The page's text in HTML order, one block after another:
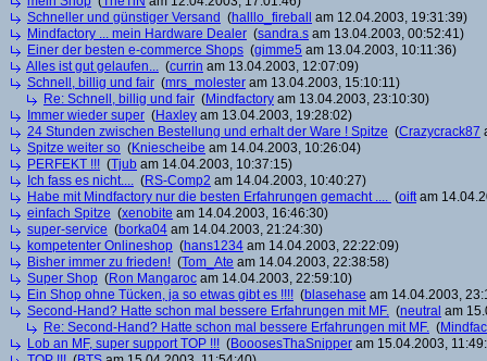
Schneller und günstiger Versand (halllo_fireball
am 12.04.2003, 19:31:39)
Mindfactory ... mein Hardware Dealer (sandra.s am 13.04.2003, 00:52:41)
Einer der besten e-commerce Shops (gimme5 am 13.04.2003, 10:11:36)
Alles ist gut gelaufen... (currin am 13.04.2003, 12:07:09)
Schnell, billig und fair (mrs_molester am 13.04.2003, 15:10:11)
Re: Schnell, billig und fair (Mindfactory am 13.04.2003, 23:10:30)
Immer wieder super (Haxley am 13.04.2003, 19:28:02)
24 Stunden zwischen Bestellung und erhalt der Ware ! Spitze (Crazycrack87
Spitze weiter so (Kniescheibe am 14.04.2003, 10:26:04)
PERFEKT !!! (Tjub am 14.04.2003, 10:37:15)
Ich fass es nicht.... (RS-Comp2 am 14.04.2003, 10:40:27)
Habe mit Mindfactory nur die besten Erfahrungen gemacht .... (oiftam
einfach Spitze (xenobite am 14.04.2003, 16:46:30)
super-service (borka04 am 14.04.2003, 21:24:30)
kompetenter Onlineshop (hans1234 am 14.04.2003, 22:22:09)
Bisher immer zu frieden! (Tom_Ate am 14.04.2003, 22:38:58)
Super Shop (Ron Mangaroc am 14.04.2003, 22:59:10)
Ein Shop ohne Tücken, ja so etwas gibt es !!!! (blasehase am 14.04.2003,
Second-Hand? Hatte schon mal bessere Erfahrungen mit MF. (neutral am
Re: Second-Hand? Hatte schon mal bessere Erfahrungen mit MF. (
Lob an MF, super support TOP !!! (BooosesThaSnipper am 15.04.2003,